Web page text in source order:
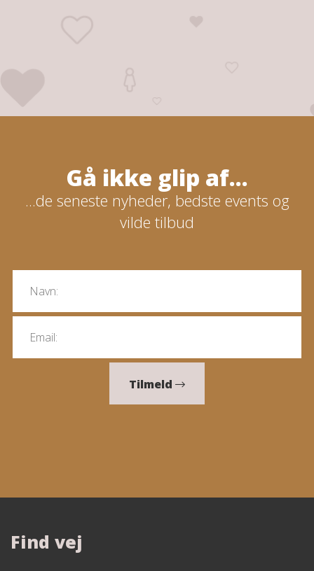
Gå ikke glip af...
...de seneste nyheder, bedste events og
vilde tilbud
Tilmeld
Find vej